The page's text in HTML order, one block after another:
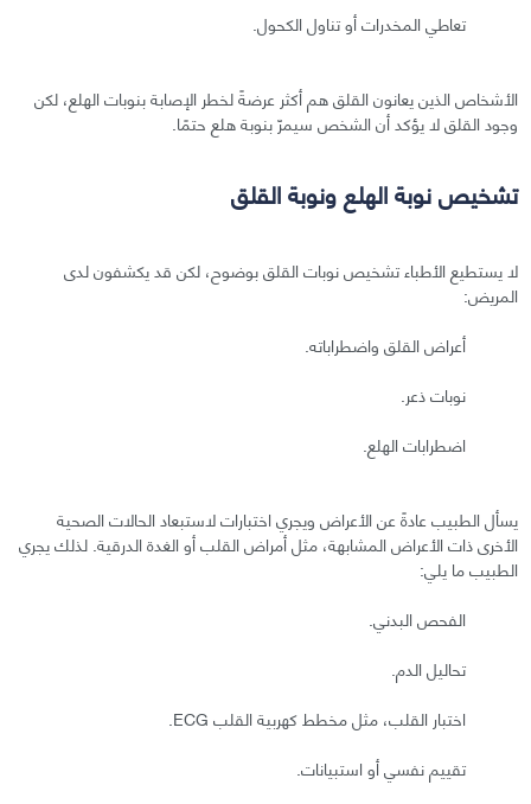
تعاطي المخدرات أو تناول الكحول.
الأشخاص الذين يعانون القلق هم أكثر عرضةً لخطر الإصابة بنوبات الهلع، لكن
وجود القلق لا يؤكد أن الشخص سيمرّ بنوبة هلع حتمًا.
تشخيص نوبة الهلع ونوبة القلق
لا يستطيع الأطباء تشخيص نوبات القلق بوضوح، لكن قد يكشفون لدى
المريض:
أعراض القلق واضطراباته.
نوبات ذعر.
اضطرابات الهلع.
يسأل الطبيب عادةً عن الأعراض ويجري اختبارات لاستبعاد الحالات الصحية
الأخرى ذات الأعراض المشابهة، مثل أمراض القلب أو الغدة الدرقية. لذلك يجري
الطبيب ما يلي:
الفحص البدني.
تحاليل الدم.
اختبار القلب، مثل مخطط كهربية القلب ECG.
تقييم نفسي أو استبيانات.